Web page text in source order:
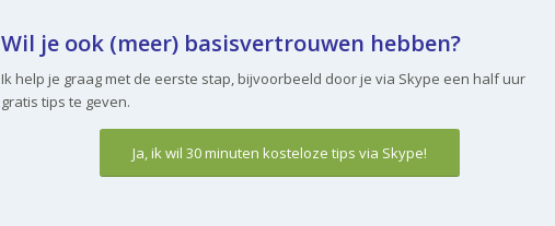
Wil je ook (meer) basisvertrouwen hebben?
Ik help je graag met de eerste stap, bijvoorbeeld door je via Skype een half uur
gratis tips te geven.
Ja, ik wil 30 minuten kosteloze tips via Skype!